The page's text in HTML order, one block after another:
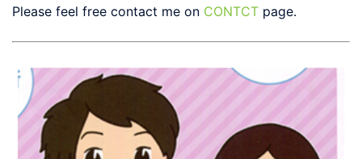
Please feel free contact me on CONTCT page.